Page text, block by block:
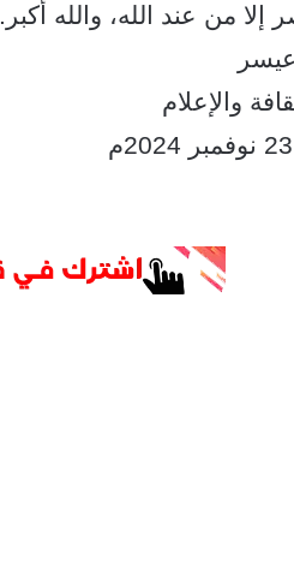
إلا من عند الله، والله أكبر.
والإعلام